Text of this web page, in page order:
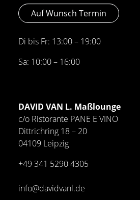
Auf Wunsch Termin
Di bis Fr: 13:00 – 19:00
Sa: 10:00 – 16:00
DAVID VAN L. Maßlounge
c/o Ristorante PANE E VINO
Dittrichring 18 – 20
04109 Leipzig
+49 341 5290 4305
info@davidvanl.de